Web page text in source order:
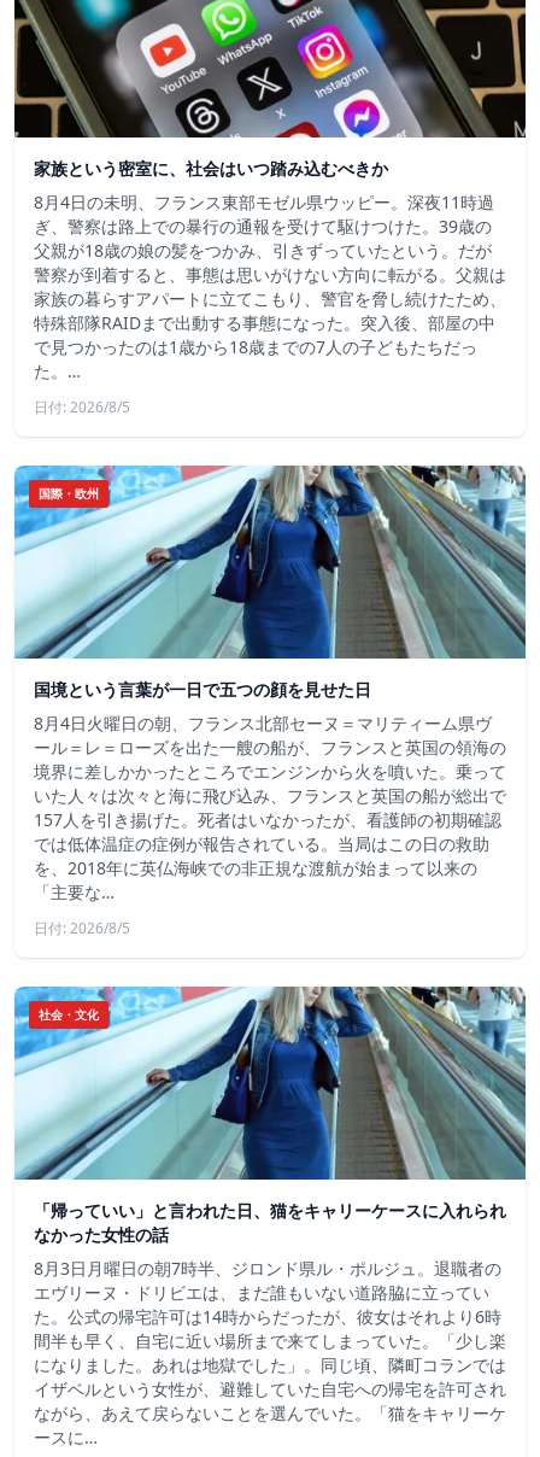
家族という密室に、社会はいつ踏み込むべきか
8月4日の未明、フランス東部モゼル県ウッピー。深夜11時過
ぎ、警察は路上での暴行の通報を受けて駆けつけた。39歳の
父親が18歳の娘の髪をつかみ、引きずっていたという。だが
警察が到着すると、事態は思いがけない方向に転がる。父親は
家族の暮らすアパートに立てこもり、警官を脅し続けたため、
特殊部隊RAIDまで出動する事態になった。突入後、部屋の中
で見つかったのは1歳から18歳までの7人の子どもたちだっ
た。…
日付: 2026/8/5
国際・欧州
国境という言葉が一日で五つの顔を見せた日
8月4日火曜日の朝、フランス北部セーヌ＝マリティーム県ヴ
ール＝レ＝ローズを出た一艘の船が、フランスと英国の領海の
境界に差しかかったところでエンジンから火を噴いた。乗って
いた人々は次々と海に飛び込み、フランスと英国の船が総出で
157人を引き揚げた。死者はいなかったが、看護師の初期確認
では低体温症の症例が報告されている。当局はこの日の救助
を、2018年に英仏海峡での非正規な渡航が始まって以来の
「主要な…
日付: 2026/8/5
社会・文化
「帰っていい」と言われた日、猫をキャリーケースに入れられ
なかった女性の話
8月3日月曜日の朝7時半、ジロンド県ル・ポルジュ。退職者の
エヴリーヌ・ドリビエは、まだ誰もいない道路脇に立ってい
た。公式の帰宅許可は14時からだったが、彼女はそれより6時
間半も早く、自宅に近い場所まで来てしまっていた。「少し楽
になりました。あれは地獄でした」。同じ頃、隣町コランでは
イザベルという女性が、避難していた自宅への帰宅を許可され
ながら、あえて戻らないことを選んでいた。「猫をキャリーケ
ースに…